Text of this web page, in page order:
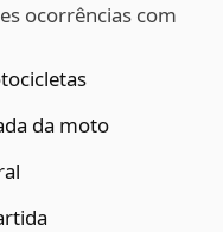
ocorrências com
da moto